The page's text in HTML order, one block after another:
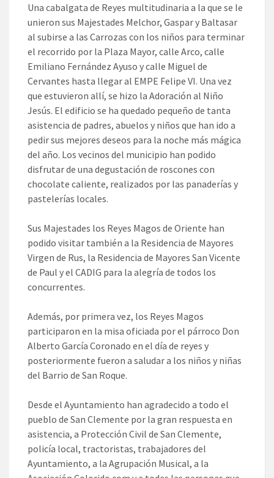
Una cabalgata de Reyes multitudinaria a la que se le
unieron sus Majestades Melchor, Gaspar y Baltasar
al subirse a las Carrozas con los niños para terminar
el recorrido por la Plaza Mayor, calle Arco, calle
Emiliano Fernández Ayuso y calle Miguel de
Cervantes hasta llegar al EMPE Felipe VI. Una vez
que estuvieron allí, se hizo la Adoración al Niño
Jesús. El edificio se ha quedado pequeño de tanta
asistencia de padres, abuelos y niños que han ido a
pedir sus mejores deseos para la noche más mágica
del año. Los vecinos del municipio han podido
disfrutar de una degustación de roscones con
chocolate caliente, realizados por las panaderías y
pastelerías locales.
Sus Majestades los Reyes Magos de Oriente han
podido visitar también a la Residencia de Mayores
Virgen de Rus, la Residencia de Mayores San Vicente
de Paul y el CADIG para la alegría de todos los
concurrentes.
Además, por primera vez, los Reyes Magos
participaron en la misa oficiada por el párroco Don
Alberto García Coronado en el día de reyes y
posteriormente fueron a saludar a los niños y niñas
del Barrio de San Roque.
Desde el Ayuntamiento han agradecido a todo el
pueblo de San Clemente por la gran respuesta en
asistencia, a Protección Civil de San Clemente,
policía local, tractoristas, trabajadores del
Ayuntamiento, a la Agrupación Musical, a la